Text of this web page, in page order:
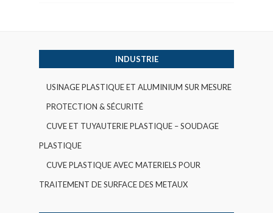
INDUSTRIE
USINAGE PLASTIQUE ET ALUMINIUM SUR MESURE
PROTECTION & SÉCURITÉ
CUVE ET TUYAUTERIE PLASTIQUE – SOUDAGE
PLASTIQUE
CUVE PLASTIQUE AVEC MATERIELS POUR
TRAITEMENT DE SURFACE DES METAUX